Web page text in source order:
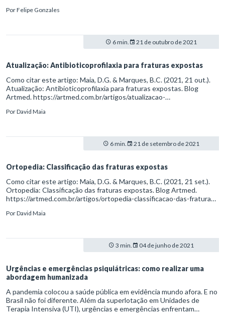
PorFelipe Gonzales
6 min. 21 de outubro de 2021
Atualização: Antibioticoprofilaxia para fraturas expostas
Como citar este artigo: Maia, D.G. & Marques, B.C. (2021, 21 out.).
Atualização: Antibioticoprofilaxia para fraturas expostas. Blog
Artmed. https://artmed.com.br/artigos/atualizacao-
PorDavid Maia
6 min. 21 de setembro de 2021
Ortopedia: Classificação das fraturas expostas
Como citar este artigo: Maia, D.G. & Marques, B.C. (2021, 21 set.).
Ortopedia: Classificação das fraturas expostas. Blog Artmed.
https://artmed.com.br/artigos/ortopedia-classificacao-das-fraturas-
PorDavid Maia
3 min. 04 de junho de 2021
Urgências e emergências psiquiátricas: como realizar uma
abordagem humanizada
A pandemia colocou a saúde pública em evidência mundo afora. E no
Brasil não foi diferente. Além da superlotação em Unidades de
Terapia Intensiva (UTI), urgências e emergências enfrentam